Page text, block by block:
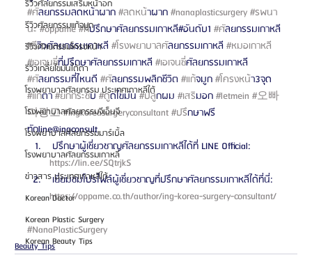
รีวิวศัลยกรรมเสริมหน้าอก
รีวิวศัลยกรรมแก้จมูก
รีวิวศัลยกรรมโครงหน้า
รีวิวเกลี่ยไขมันใต้ตา
โรงพยาบาลศัลยกรรม ประเทศเกาหลีใต้
โรงพยาบาลศัลยกรรมจีเอ็นจี
โรงพยาบาลศัลยกรรมมาร์เบิ้ล
โรงพยาบาลศัลยกรรมเกาหลี
ข่าวสาร ประเทศเกาหลีใต้
Korean Doctor
Korean Plastic Surgery
Korean Beauty Tips
#ศัลยกรรมลดหน้าผาก #ลดหน้าผาก #nanaplasticsurgery#รพนา
นะ#oppame#ที่ปรึกษาศัลยกรรมเกาหลี#อันดับ1 #ศัลยกรรมเกาหลี
#รีวิวศัลยกรรมเกาหลี #โรงพยาบาลศัลยกรรมเกาหลี #หมอเกาหล
#เอเจนซี่ที่ปรึกษาศัลยกรรมเกาหลี #เอเจนซี่ศัลยกรรมเกาหลี
#ศัลยกรรมที่ไหนดี #ศัลยกรรมพลิกชีวิต #แก้จมูก #โครงหน้า3จุด
#แก้ตา #ยกกระชับ #ดูดไขมัน #ปลูกผม #เสริมอก #letmein #오빠
미광고#ingkoreasurgeryconsultant#ปรึกษาฟรี
ทักline@ingconsult
ปรึกษาผู้เชี่ยวชาญศัลยกรรมเกาหลีได้ที่ LINE Official:
https://lin.ee/SQtrjkS
เยี่ยมชมโปรไฟล์ผู้เชี่ยวชาญที่ปรึกษาศัลยกรรมเกาหลีได้ที่นี่:
https://oppame.co.th/author/ing-korea-surgery-consultant/
#NanaPlasticSurgery
Beauty Tips